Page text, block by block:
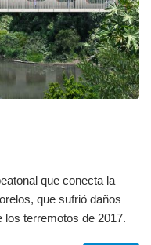
que conecta la
que sufrió daños
los terremotos de 2017.